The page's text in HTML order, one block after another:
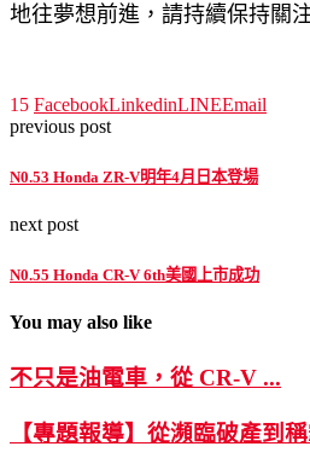
地往夢想前進，請持續保持關
15 FacebookLinkedinLINEEmail
previous post
N0.53 Honda ZR-V明年4月日本登場
next post
N0.55 Honda CR-V 6th美國上市成功
You may also like
不只是油電車，從 CR-V ...
【專題報導】從瀕臨破產到